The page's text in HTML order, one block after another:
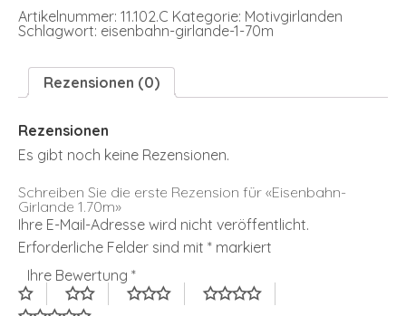
Artikelnummer: 11.102.C Kategorie: Motivgirlanden
Schlagwort: eisenbahn-girlande-1-70m
Rezensionen (0)
Rezensionen
Es gibt noch keine Rezensionen.
Schreiben Sie die erste Rezension für «Eisenbahn-
Girlande 1.70m»
Ihre E-Mail-Adresse wird nicht veröffentlicht.
Erforderliche Felder sind mit * markiert
Ihre Bewertung *